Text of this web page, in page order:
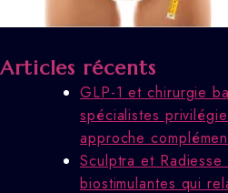
Articles récents
GLP-1 et chirurgie
spécialistes
approche
Sculptra et
biostimulantes qui